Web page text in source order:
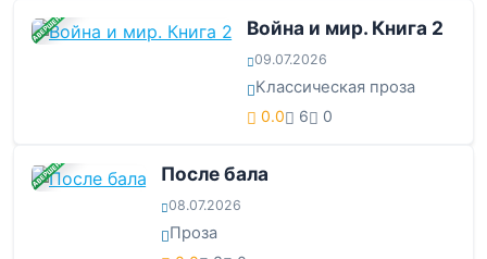
ЗАВЕРШЕНА Война и мир. Книга 2
09.07.2026
Классическая проза
0.0 6 0
ЗАВЕРШЕНА После бала
08.07.2026
Проза